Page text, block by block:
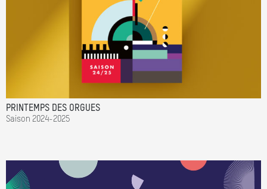
PRINTEMPS DES ORGUES
Saison 2024-2025